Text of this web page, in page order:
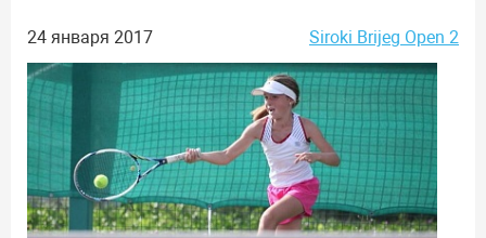
24 января 2017 Siroki Brijeg Open 2